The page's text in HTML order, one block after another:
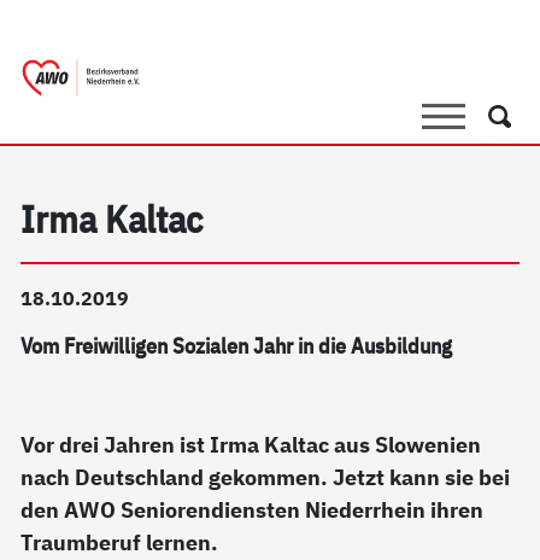
SucheSuche
Irma Kaltac
18.10.2019
Vom Freiwilligen Sozialen Jahr in die Ausbildung
Vor drei Jahren ist Irma Kaltac aus Slowenien
nach Deutschland gekommen. Jetzt kann sie bei
den AWO Seniorendiensten Niederrhein ihren
Traumberuf lernen.